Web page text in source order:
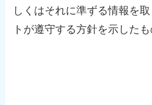
しくはそれに準ずる情報を
トが遵守する方針を示したも